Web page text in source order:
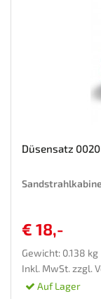
Düsensatz
€ 18,-
Gewicht: 0.138 kg
Inkl. MwSt. zzgl.
Auf Lager